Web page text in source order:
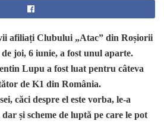
afiliați Clubului „Atac” din Roșiorii
joi, 6 iunie, a fost unul aparte.
Lupu a fost luat pentru câteva
de K1 din România.
căci despre el este vorba, le-a
și scheme de luptă pe care le pot